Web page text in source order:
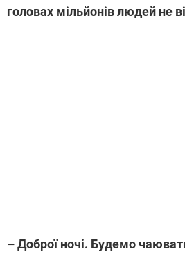
головах мільйонів людей не
–Доброї ночі. Будемо